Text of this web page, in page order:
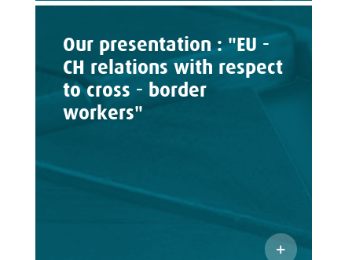
Our presentation : "EU -
CH relations with respect
to cross - border
workers"